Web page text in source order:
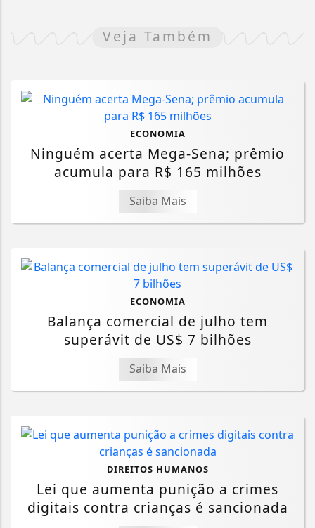
Veja Também
ECONOMIA
Ninguém acerta Mega-Sena; prêmio
acumula para R$ 165 milhões
Saiba Mais
ECONOMIA
Balança comercial de julho tem
superávit de US$ 7 bilhões
Saiba Mais
DIREITOS HUMANOS
Lei que aumenta punição a crimes
digitais contra crianças é sancionada